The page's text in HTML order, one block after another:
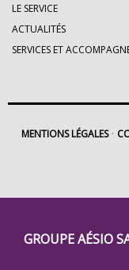
Groupe
GROUPE AÉSIO
LE SERVICE
ACTUALITÉS
SERVICES ET
MENTIONS LÉGALES